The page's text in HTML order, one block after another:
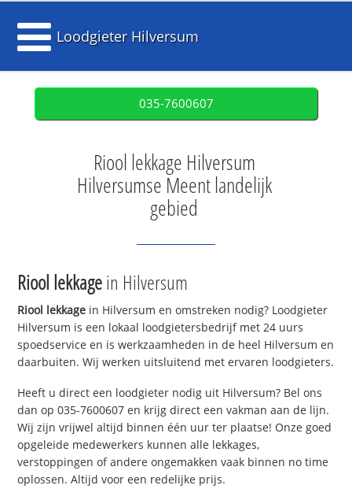
Loodgieter Hilversum
035-7600607
Riool lekkage Hilversum
Hilversumse Meent landelijk
gebied
Riool lekkagein Hilversum
Riool lekkage in Hilversum en omstreken nodig? Loodgieter
Hilversum is een lokaal loodgietersbedrijf met 24 uurs
spoedservice en is werkzaamheden in de heel Hilversum en
daarbuiten. Wij werken uitsluitend met ervaren loodgieters.
Heeft u direct een loodgieter nodig uit Hilversum? Bel ons
dan op 035-7600607 en krijg direct een vakman aan de lijn.
Wij zijn vrijwel altijd binnen één uur ter plaatse! Onze goed
opgeleide medewerkers kunnen alle lekkages,
verstoppingen of andere ongemakken vaak binnen no time
oplossen. Altijd voor een redelijke prijs.